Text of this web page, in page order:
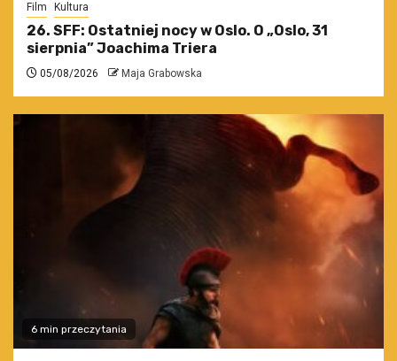
Film Kultura
26. SFF: Ostatniej nocy w Oslo. O „Oslo, 31
sierpnia” Joachima Triera
05/08/2026 Maja Grabowska
6 min przeczytania